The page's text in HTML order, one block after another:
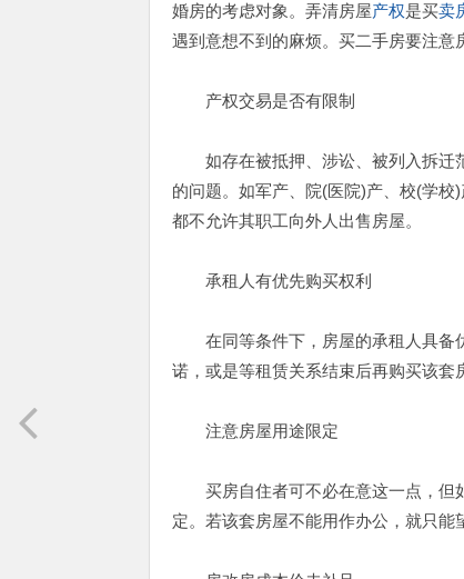
婚房的考虑对象。弄清房屋产权是买卖
遇到意想不到的麻烦。买二手房要注意
产权交易是否有限制
如存在被抵押、涉讼、被列入拆迁
的问题。如军产、院(医院)产、校(学
都不允许其职工向外人出售房屋。
承租人有优先购买权利
在同等条件下，房屋的承租人具备
诺，或是等租赁关系结束后再购买该套
注意房屋用途限定
买房自住者可不必在意这一点，但
定。若该套房屋不能用作办公，就只能